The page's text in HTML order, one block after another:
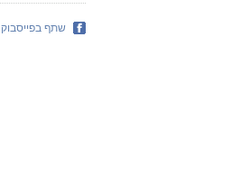
שתף בפייסבוק